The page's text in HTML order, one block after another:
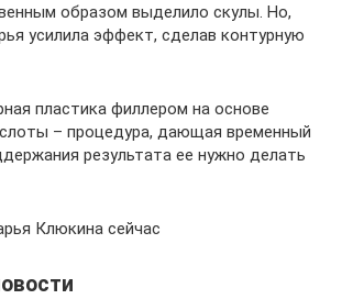
образом выделило скулы. Но,
усилила эффект, сделав контурную
пластика филлером на основе
– процедура, дающая временный
результата ее нужно делать
Клюкина сейчас